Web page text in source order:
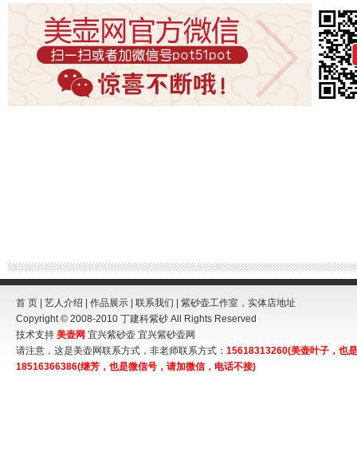
首 页 艺人介绍 作品展示 联系我们 | 紫砂壶工作室，实体店地址
Copyright © 2008-2010 丁建科紫砂 All Rights Reserved
技术支持 美壶网 宜兴紫砂壶 宜兴紫砂壶网
请注意，这是美壶网联系方式，非老师联系方式： 15618313260(美壶叶子，也
18516366386(继芳，也是微信号，请加微信，电话不接)